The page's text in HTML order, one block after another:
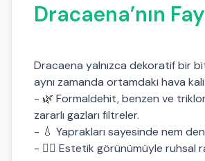
Dracaena’nın
Dracaena yalnızca dekoratif bir
aynı zamanda ortamdaki hava
- 🌿 Formaldehit, benzen ve
zararlı gazları filtreler.
- 💧 Yaprakları sayesinde nem
- 🧘‍♂️ Estetik görünümüyle ruhsal